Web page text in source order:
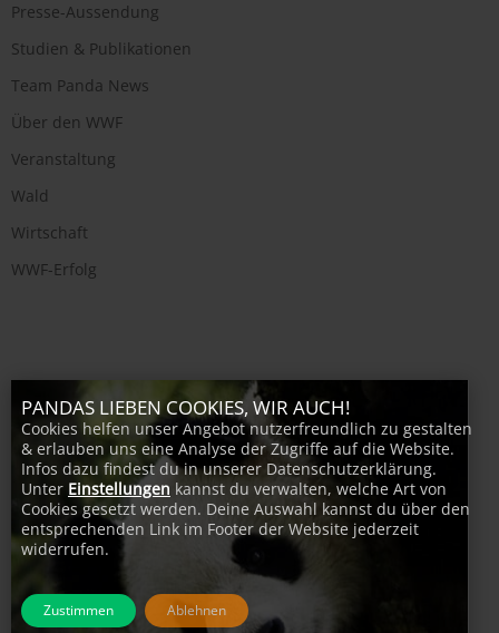
Presse-Aussendung
Studien & Publikationen
Team Panda News
Über den WWF
Veranstaltung
Wald
Wirtschaft
WWF-Erfolg
PANDAS LIEBEN COOKIES, WIR AUCH!
Cookies helfen unser Angebot nutzerfreundlich zu gestalten
& erlauben uns eine Analyse der Zugriffe auf die Website.
Infos dazu findest du in unserer Datenschutzerklärung.
Unter Einstellungen kannst du verwalten, welche Art von
Cookies gesetzt werden. Deine Auswahl kannst du über den
entsprechenden Link im Footer der Website jederzeit
widerrufen.
Zustimmen Ablehnen